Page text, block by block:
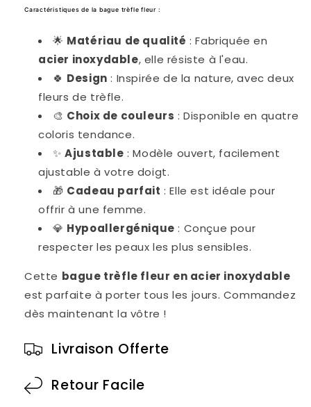
Caractéristiques de la bague trèfle fleur :
🌟 Matériau de qualité : Fabriquée en
acier inoxydable, elle résiste à l'eau.
🍀 Design : Inspirée de la nature, avec deux
fleurs de trèfle.
🎨 Choix de couleurs : Disponible en quatre
coloris tendance.
✨Ajustable : Modèle ouvert, facilement
ajustable à votre doigt.
🎁 Cadeau parfait : Elle est idéale pour
offrir à une femme.
💎 Hypoallergénique : Conçue pour
respecter les peaux les plus sensibles.
Cette bague trèfle fleur en acier inoxydable
est parfaite à porter tous les jours. Commandez
dès maintenant la vôtre !
Livraison Offerte
Retour Facile